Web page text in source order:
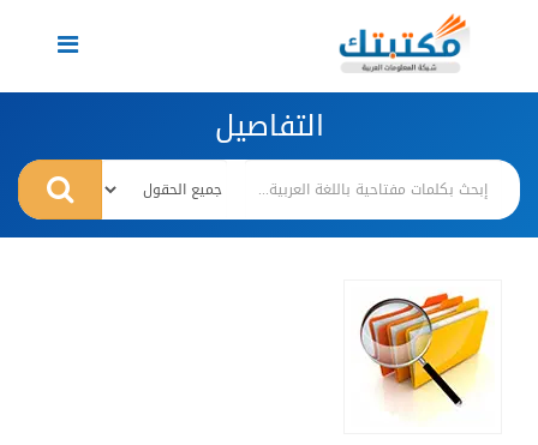
Toggle
navigation
التفاصيل